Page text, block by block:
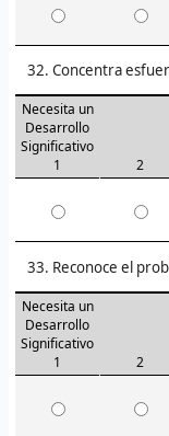
Concentra
Necesita un
Desarrollo
Significativo
1
2
Reconoce el
Necesita un
Desarrollo
Significativo
1
2